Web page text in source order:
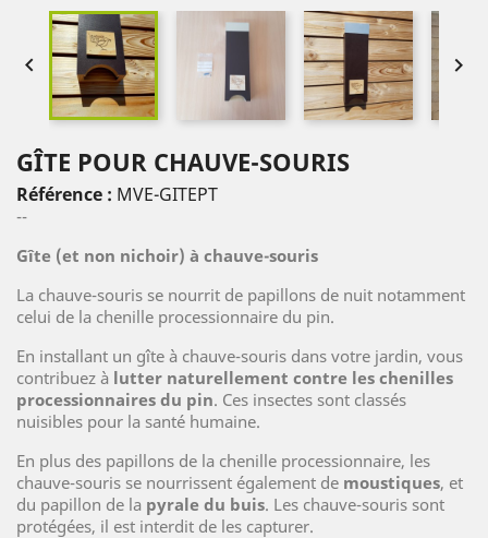
 
GÎTE POUR CHAUVE-SOURIS
Référence : MVE-GITEPT
--
Gîte (et non nichoir) à chauve-souris
La chauve-souris se nourrit de papillons de nuit notamment
celui de la chenille processionnaire du pin.
En installant un gîte à chauve-souris dans votre jardin, vous
contribuez à lutter naturellement contre les chenilles
processionnaires du pin. Ces insectes sont classés
nuisibles pour la santé humaine.
En plus des papillons de la chenille processionnaire, les
chauve-souris se nourrissent également de moustiques, et
du papillon de la pyrale du buis. Les chauve-souris sont
protégées, il est interdit de les capturer.